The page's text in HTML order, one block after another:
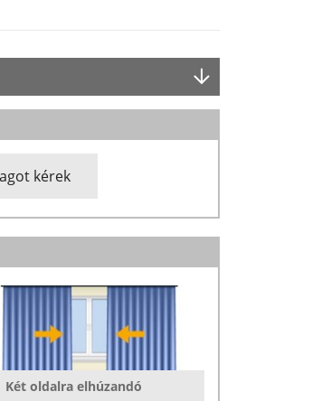
kérek
Két oldalra elhúzandó